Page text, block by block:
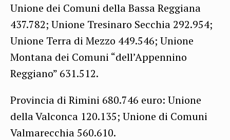
Unione dei Comuni della Bassa Reggiana
437.782; Unione Tresinaro Secchia 292.954;
Unione Terra di Mezzo 449.546; Unione
Montana dei Comuni “dell’Appennino
Reggiano” 631.512.
Provincia di Rimini 680.746 euro: Unione
della Valconca 120.135; Unione di Comuni
Valmarecchia 560.610.